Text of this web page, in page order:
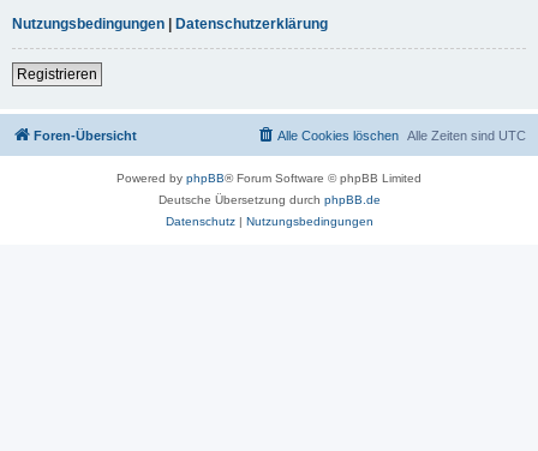
Nutzungsbedingungen | Datenschutzerklärung
Registrieren
Foren-Übersicht Alle Zeiten sind UTC
Alle Cookies löschen
Powered by phpBB® Forum Software © phpBB Limited
Deutsche Übersetzung durch phpBB.de
Datenschutz| Nutzungsbedingungen